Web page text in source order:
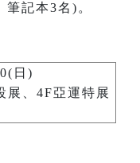
記本3名)。
日)
展、4F亞運特展